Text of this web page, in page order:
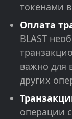
токенами
Оплата
BLAST
важно для
других
операции